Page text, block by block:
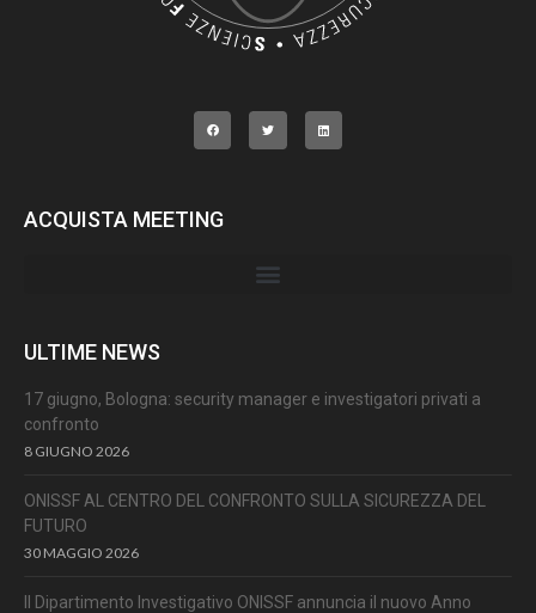
ULTIME NEWS
17 giugno, Bologna: security manager e investigatori privati a
confronto
8 GIUGNO 2026
ONISSF AL CENTRO DEL CONFRONTO SULLA SICUREZZA DEL
FUTURO
30 MAGGIO 2026
Il Dipartimento Investigativo ONISSF annuncia il nuovo Anno
ACQUISTA MEETING